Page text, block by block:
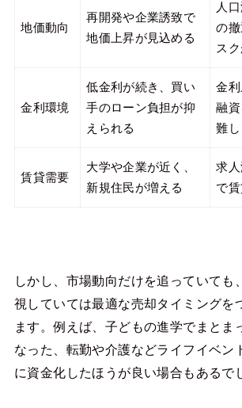
地価動向
再開発や企業誘致で
地価上昇が見込める
人
の撤
ス
金利環境
低金利が続き、買い
手のローン負担が抑
えられる
金
融
難
賃貸需要
大学や企業が近く、
新規住民が増える
求
で
しかし、市場動向だけを追っていても
視していては最適な売却タイミングを
ます。例えば、子どもの進学でまとま
なった、転勤や介護などライフイベン
に資金化したほうが良い場合もあるで